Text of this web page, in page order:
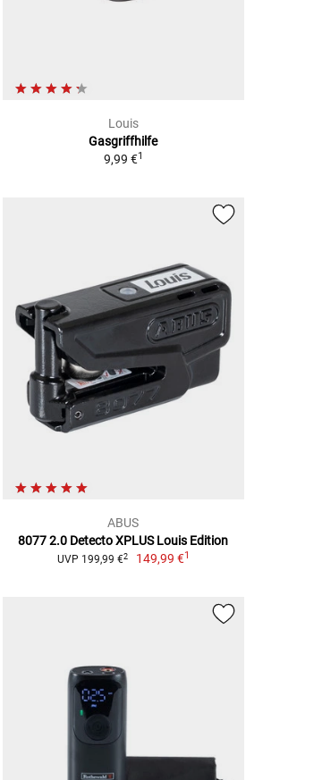
Louis
Gasgriffhilfe
9,99 €1
ABUS
8077 2.0 Detecto XPLUS Louis Edition
UVP 199,99 €2 149,99 €1